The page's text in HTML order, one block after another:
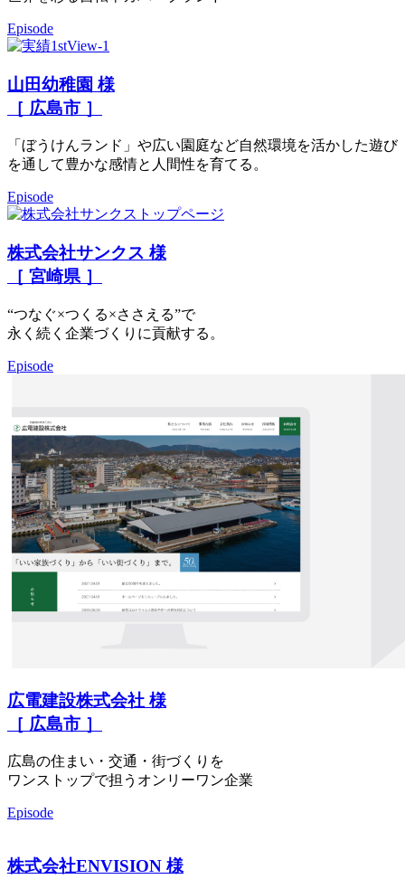
Episode
山田幼稚園 様
［ 広島市 ］
「ぼうけんランド」や広い園庭など自然環境を活かした遊び
を通して豊かな感情と人間性を育てる。
Episode
株式会社サンクス 様
［ 宮崎県 ］
“つなぐ×つくる×ささえる”で
永く続く企業づくりに貢献する。
Episode
広電建設株式会社 様
［ 広島市 ］
広島の住まい・交通・街づくりを
ワンストップで担うオンリーワン企業
Episode
株式会社ENVISION 様